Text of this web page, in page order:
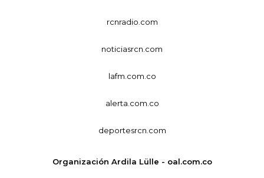
rcnradio.com
noticiasrcn.com
lafm.com.co
alerta.com.co
deportesrcn.com
Organización Ardila Lülle - oal.com.co